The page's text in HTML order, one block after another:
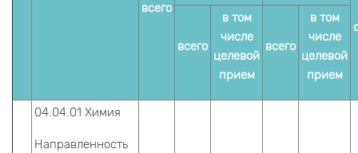
всего
всего
в том
числе
целевой
прием
всего
в том
числе
целевой
прием
04.04.01 Химия
Направленность